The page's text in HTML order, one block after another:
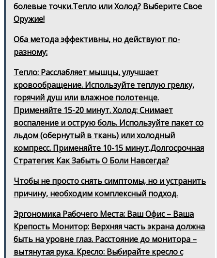
болевые точки.Тепло или Холод? Выберите Свое
Оружие!
Оба метода эффективны, но действуют по-
разному:
Тепло: Расслабляет мышцы, улучшает
кровообращение. Используйте теплую грелку,
горячий душ или влажное полотенце.
Применяйте 15-20 минут. Холод: Снимает
воспаление и острую боль. Используйте пакет со
льдом (обернутый в ткань) или холодный
компресс. Применяйте 10-15 минут.Долгосрочная
Стратегия: Как Забыть О Боли Навсегда?
Чтобы не просто снять симптомы, но и устранить
причину, необходим комплексный подход.
Эргономика Рабочего Места: Ваш Офис – Ваша
Крепость Монитор: Верхняя часть экрана должна
быть на уровне глаз. Расстояние до монитора –
вытянутая рука. Кресло: Выбирайте кресло с